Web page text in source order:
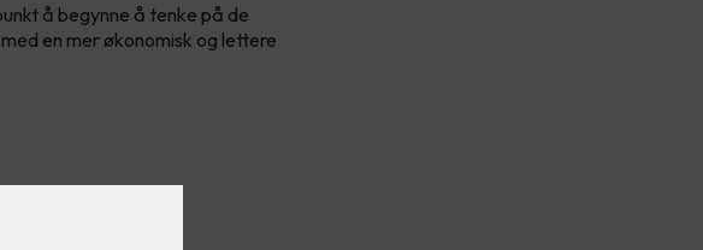
å begynne å tenke på de
en mer økonomisk og lettere